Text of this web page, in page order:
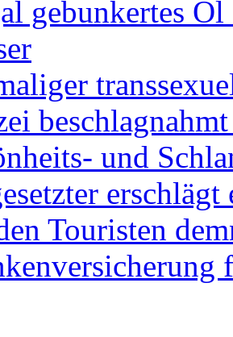
gebunkertes
und
Touristen